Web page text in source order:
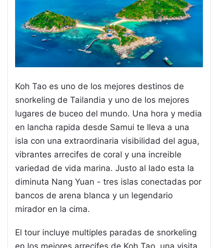
Koh Tao es uno de los mejores destinos de
snorkeling de Tailandia y uno de los mejores
lugares de buceo del mundo. Una hora y media
en lancha rapida desde Samui te lleva a una
isla con una extraordinaria visibilidad del agua,
vibrantes arrecifes de coral y una increible
variedad de vida marina. Justo al lado esta la
diminuta Nang Yuan - tres islas conectadas por
bancos de arena blanca y un legendario
mirador en la cima.
El tour incluye multiples paradas de snorkeling
en los mejores arrecifes de Koh Tao, una visita